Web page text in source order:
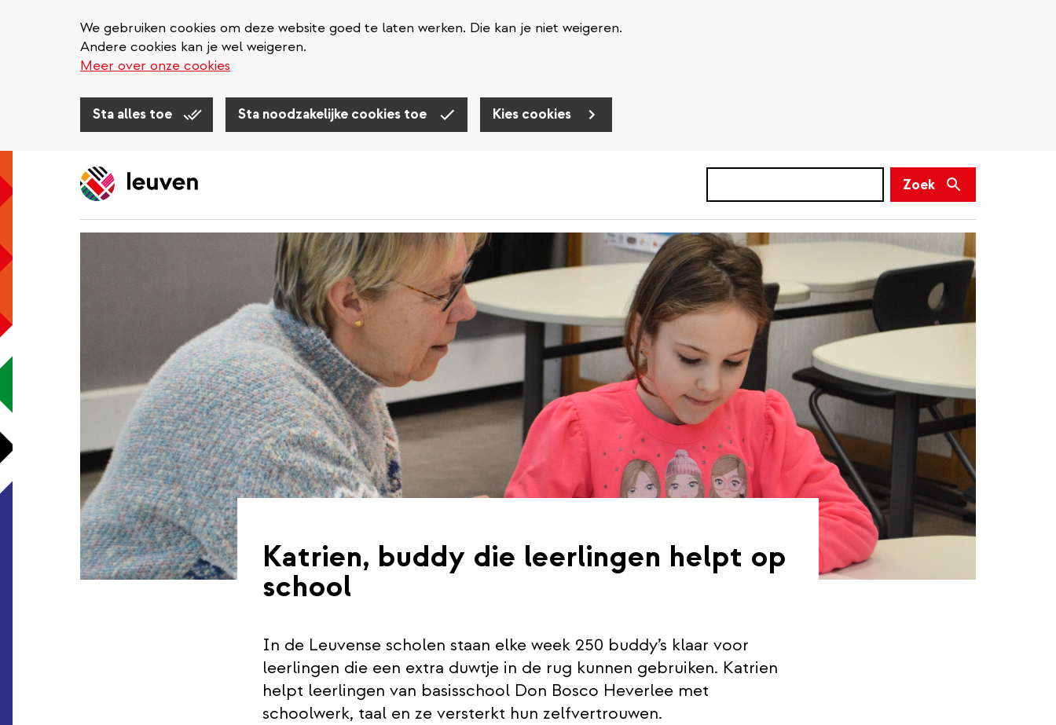
We gebruiken cookies om deze website goed te laten werken. Die kan je niet weigeren.
Andere cookies kan je wel weigeren.
Meer over onze cookies
Sta alles toe Sta noodzakelijke cookies toe Kies cookies
verplicht)
Zoek
Katrien, buddy die leerlingen helpt op
school
In de Leuvense scholen staan elke week 250 buddy’s klaar voor
leerlingen die een extra duwtje in de rug kunnen gebruiken. Katrien
helpt leerlingen van basisschool Don Bosco Heverlee met
schoolwerk, taal en ze versterkt hun zelfvertrouwen.